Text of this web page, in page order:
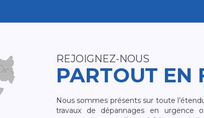
REJOIGNEZ-NOUS
PARTOUT EN
Nous sommes présents sur toute
travaux de dépannages en